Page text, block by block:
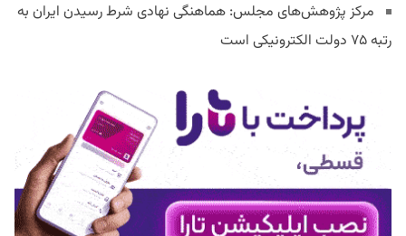
مرکز پژوهش‌های مجلس: هماهنگی نهادی شرط رسیدن ایران به
رتبه ۷۵ دولت الکترونیکی است